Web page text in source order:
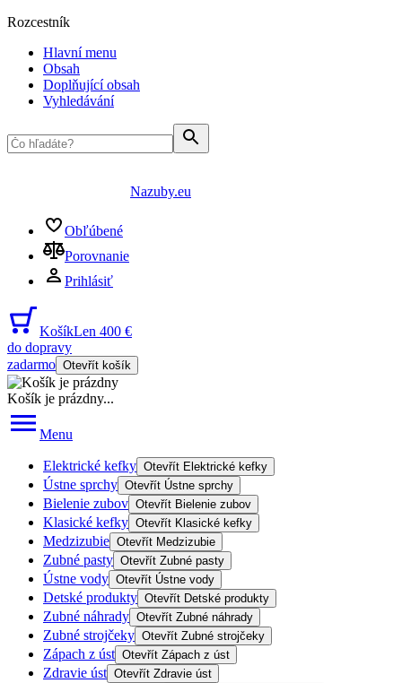
Rozcestník
Hlavní menu
Obsah
Doplňující obsah
Vyhledávání
Nazuby.eu
Obľúbené
Porovnanie
Prihlásiť
KošíkLen 400 €
do dopravy
zadarmo Otevřít košík
Košík je prázdny...
Menu
Elektrické kefky Otevřít Elektrické kefky
Ústne sprchy Otevřít Ústne sprchy
Bielenie zubov Otevřít Bielenie zubov
Klasické kefky Otevřít Klasické kefky
Medzizubie Otevřít Medzizubie
Zubné pasty Otevřít Zubné pasty
Ústne vody Otevřít Ústne vody
Detské produkty Otevřít Detské produkty
Zubné náhrady Otevřít Zubné náhrady
Zubné strojčeky Otevřít Zubné strojčeky
Zápach z úst Otevřít Zápach z úst
Zdravie úst Otevřít Zdravie úst